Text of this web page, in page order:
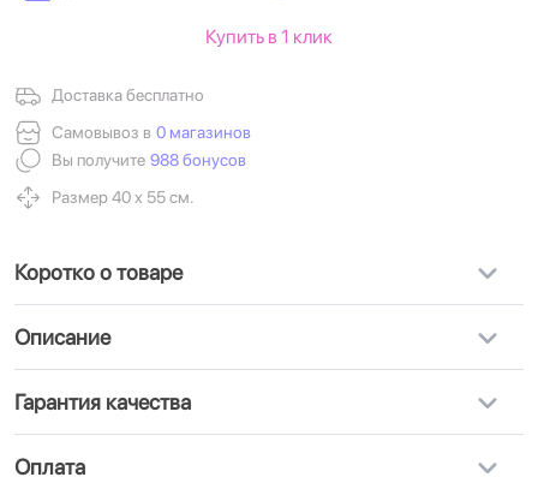
Доставка бесплатно
Самовывоз в 0 магазинов
Вы получите 988 бонусов
Размер 40 х 55 см.
Купить в 1 клик
Коротко о товаре
Описание
Гарантия качества
Оплата